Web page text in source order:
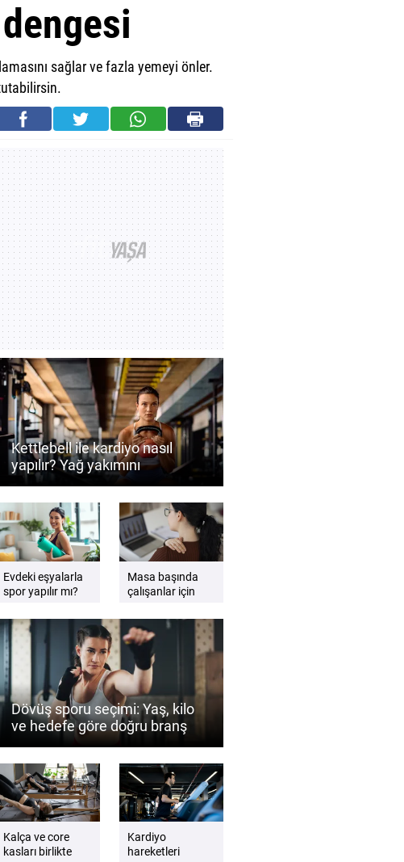
sağlar ve fazla yemeyi önler.
Kettlebell ile kardiyo nasıl
yapılır? Yağ yakımını
destekleyen antrenman
rehberi
Evdeki eşyalarla
spor yapılır mı?
rehberi
Masa başında
çalışanlar için
esnemeleri
Dövüş sporu seçimi: Yaş, kilo
ve hedefe göre doğru branş
nasıl belirlenir?
Kalça ve core
kasları birlikte
Kardiyo
hareketleri